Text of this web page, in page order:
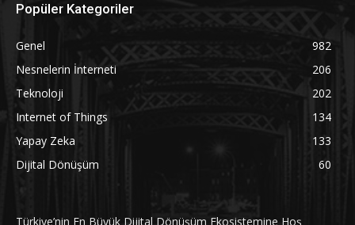
Popüler Kategoriler
Genel
982
Nesnelerin İnterneti
206
Teknoloji
202
Internet of Things
134
Yapay Zeka
133
Dijital Dönüşüm
60
Türkiye’nin En Büyük Dijital Dönüşüm Ekosistemine Hoş